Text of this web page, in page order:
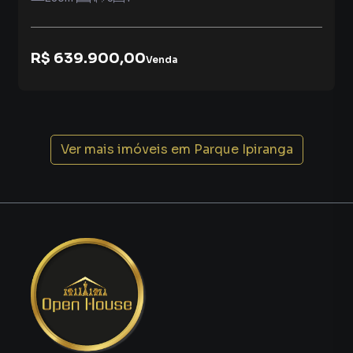
em Resende tem sido constante nos últimos anos,
tempo, garantindo um futuro financeiro tranquilo.
Valorização: Retorno financeiro seguro com a valorização
do imóvel.
Renda: Possibilidade de renda extra com aluguel.
Patrimônio familiar: Construção de um patrimônio
duradouro.
Qualidade de vida: Lar confortável e aconchegante para a
R$ 639.900,00Venda
Ver mais imóveis em Parque Ipiranga